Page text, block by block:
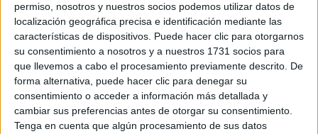
permiso, nosotros y nuestros socios podemos utilizar datos de
localización geográfica precisa e identificación mediante las
características de dispositivos. Puede hacer clic para otorgarnos
su consentimiento a nosotros y a nuestros 1731 socios para
que llevemos a cabo el procesamiento previamente descrito. De
forma alternativa, puede hacer clic para denegar su
consentimiento o acceder a información más detallada y
cambiar sus preferencias antes de otorgar su consentimiento.
Tenga en cuenta que algún procesamiento de sus datos
Presencial |Sevilla
Master in Management:
Empresas de Moda
UNIVERSIDAD LOYOLA (Universidad
Privada)
Tipo: Máster (Titulación propia)
Pídeles información ¡GRATIS!